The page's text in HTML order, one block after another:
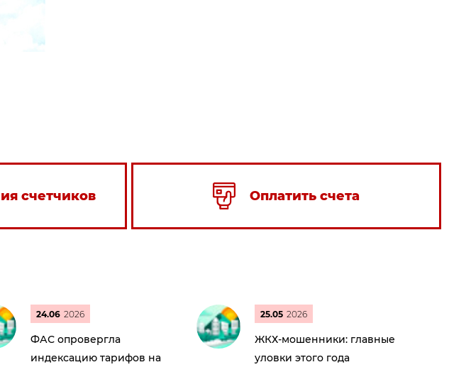
счетчиков Оплатить счета
24.06 2026
ФАС опровергла
индексацию тарифов на
25.05 2026
ЖКХ-мошенники: главные
уловки этого года